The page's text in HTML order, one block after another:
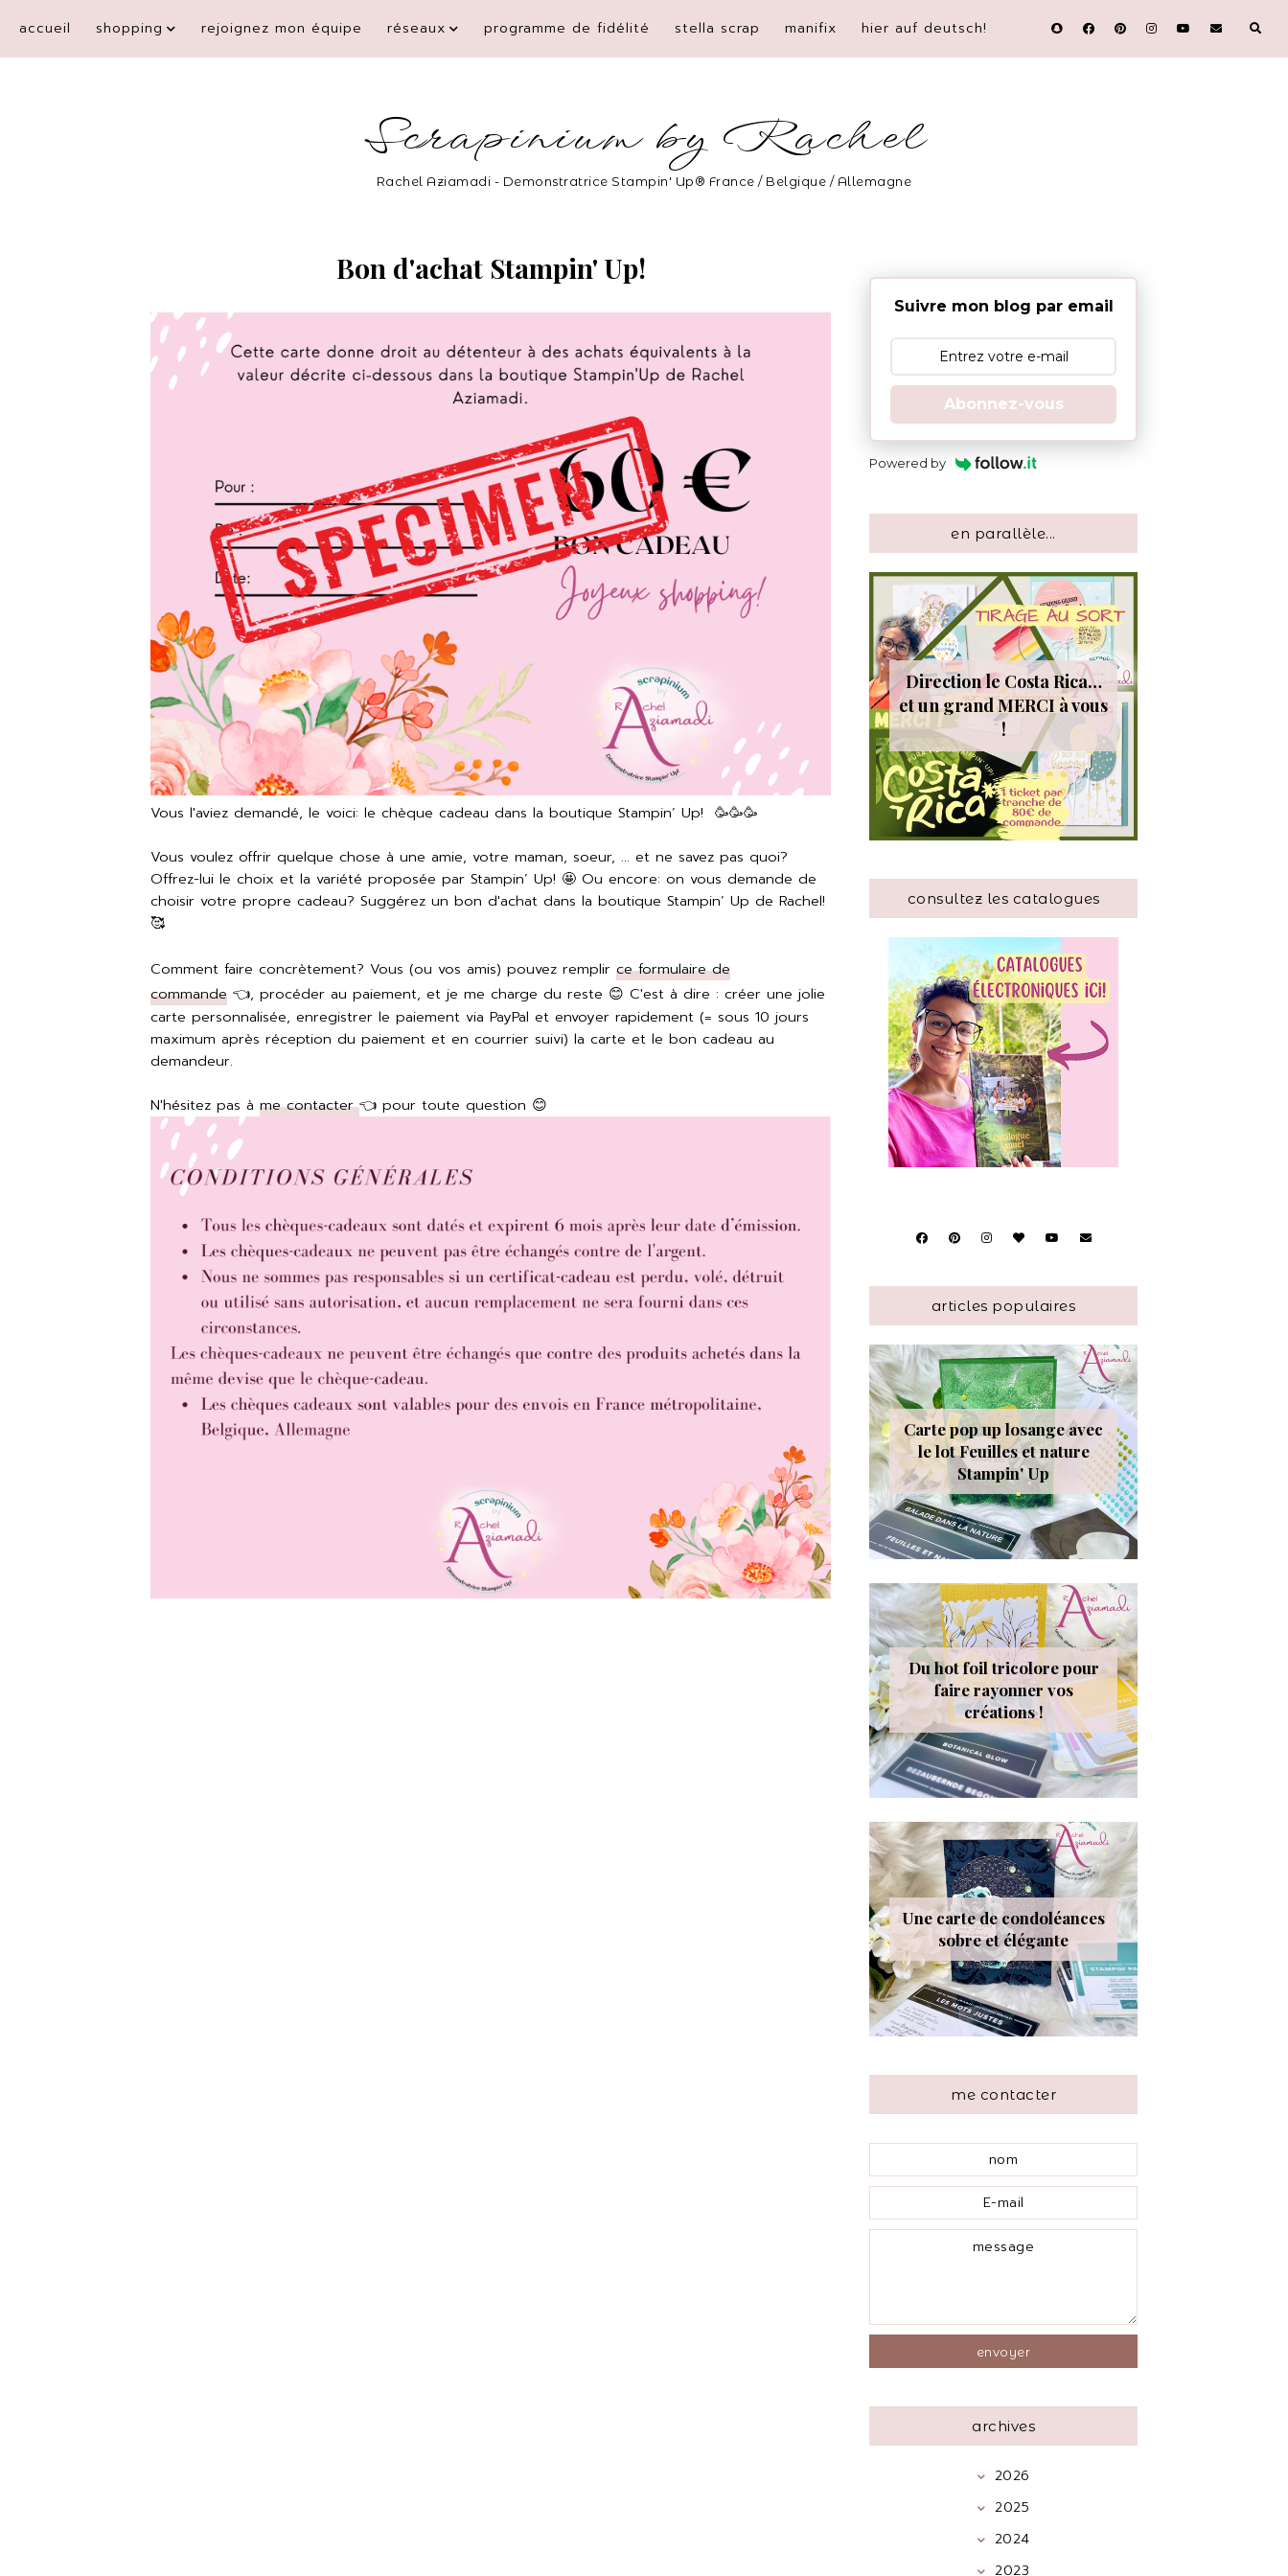
accueil shopping rejoignez mon équipe réseaux programme de fidélité stella scrap manifix hier auf deutsch!
Scrapinium by Rachel
Rachel Aziamadi - Demonstratrice Stampin' Up® France / Belgique / Allemagne
Bon d'achat Stampin' Up!
Vous l'aviez demandé, le voici: le chèque cadeau dans la boutique Stampin’ Up! 🥳🥳🥳
Vous voulez offrir quelque chose à une amie, votre maman, soeur, ... et ne savez pas quoi?
Offrez-lui le choix et la variété proposée par Stampin’ Up! 🤩 Ou encore: on vous demande de
choisir votre propre cadeau? Suggérez un bon d'achat dans la boutique Stampin’ Up de Rachel!
🥰
Comment faire concrètement? Vous (ou vos amis) pouvez remplir ce formulaire de
commande 👈, procéder au paiement, et je me charge du reste 😊 C'est à dire : créer une jolie
carte personnalisée, enregistrer le paiement via PayPal et envoyer rapidement (= sous 10 jours
maximum après réception du paiement et en courrier suivi) la carte et le bon cadeau au
demandeur.
N'hésitez pas à me contacter👈 pour toute question 😊
Suivre mon blog par email
Abonnez-vous
Powered by
en parallèle...
Direction le Costa Rica…
et un grand MERCI à vous
!
consultez les catalogues
articles populaires
Carte pop up losange avec
le lot Feuilles et nature
Stampin' Up
Du hot foil tricolore pour
faire rayonner vos
créations !
Une carte de condoléances
sobre et élégante
me contacter
archives
2026
2025
2024
2023